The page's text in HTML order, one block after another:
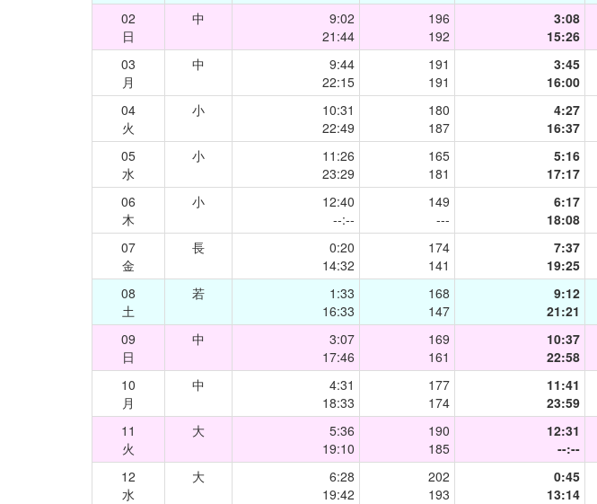
02
日
中
9:02
21:44
196
192
3:08
15:26
03
月
中
9:44
22:15
191
191
3:45
16:00
04
火
小
10:31
22:49
180
187
4:27
16:37
05
水
小
11:26
23:29
165
181
5:16
17:17
06
木
小
12:40
--:--
149
---
6:17
18:08
07
金
長
0:20
14:32
174
141
7:37
19:25
08
土
若
1:33
16:33
168
147
9:12
21:21
09
日
中
3:07
17:46
169
161
10:37
22:58
10
月
中
4:31
18:33
177
174
11:41
23:59
11
火
大
5:36
19:10
190
185
12:31
--:--
12
水
大
6:28
19:42
202
193
0:45
13:14